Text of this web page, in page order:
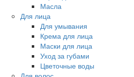
Масла
Для лица
Для умывания
Крема для лица
Маски для лица
Уход за губами
Цветочные воды